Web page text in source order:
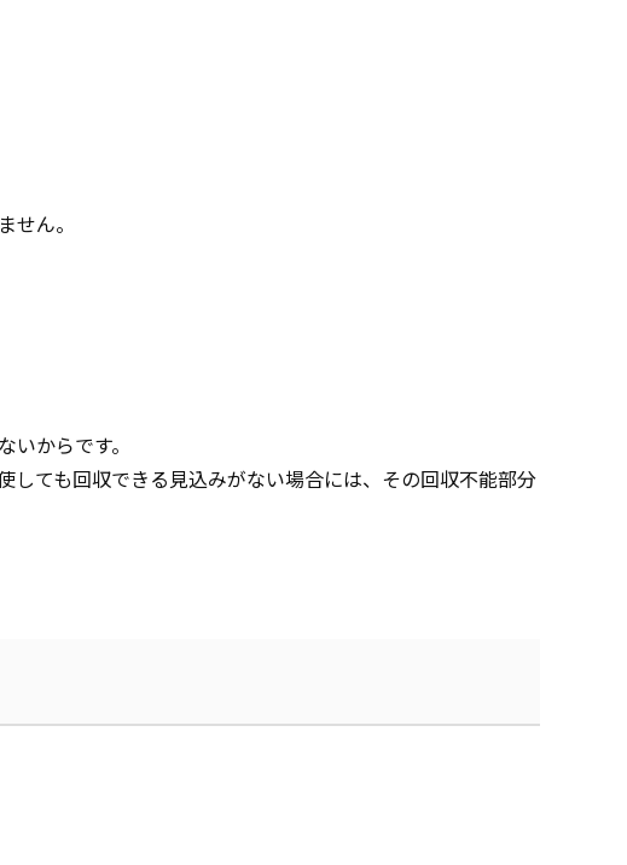
ん。
からです。
ても回収できる見込みがない場合には、その回収不能部分